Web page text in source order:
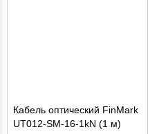
Кабель оптический FinMark
UT012-SM-16-1kN (1 м)